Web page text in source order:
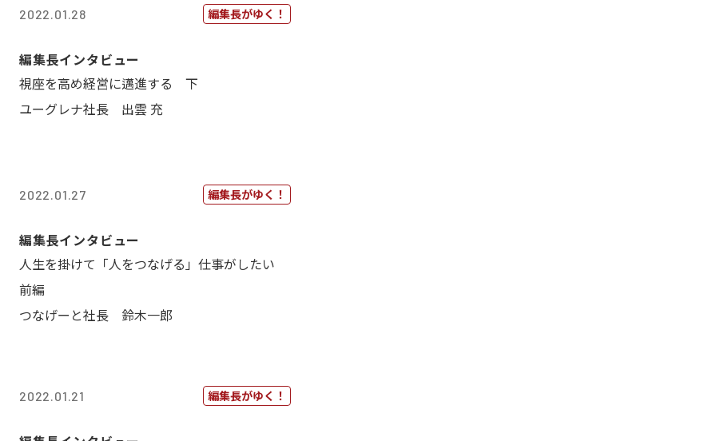
2022.01.28 編集長がゆく！
編集長インタビュー
視座を高め経営に邁進する 下
ユーグレナ社長 出雲 充
2022.01.27 編集長がゆく！
編集長インタビュー
人生を掛けて「人をつなげる」仕事がしたい
前編
つなげーと社長 鈴木一郎
2022.01.21 編集長がゆく！